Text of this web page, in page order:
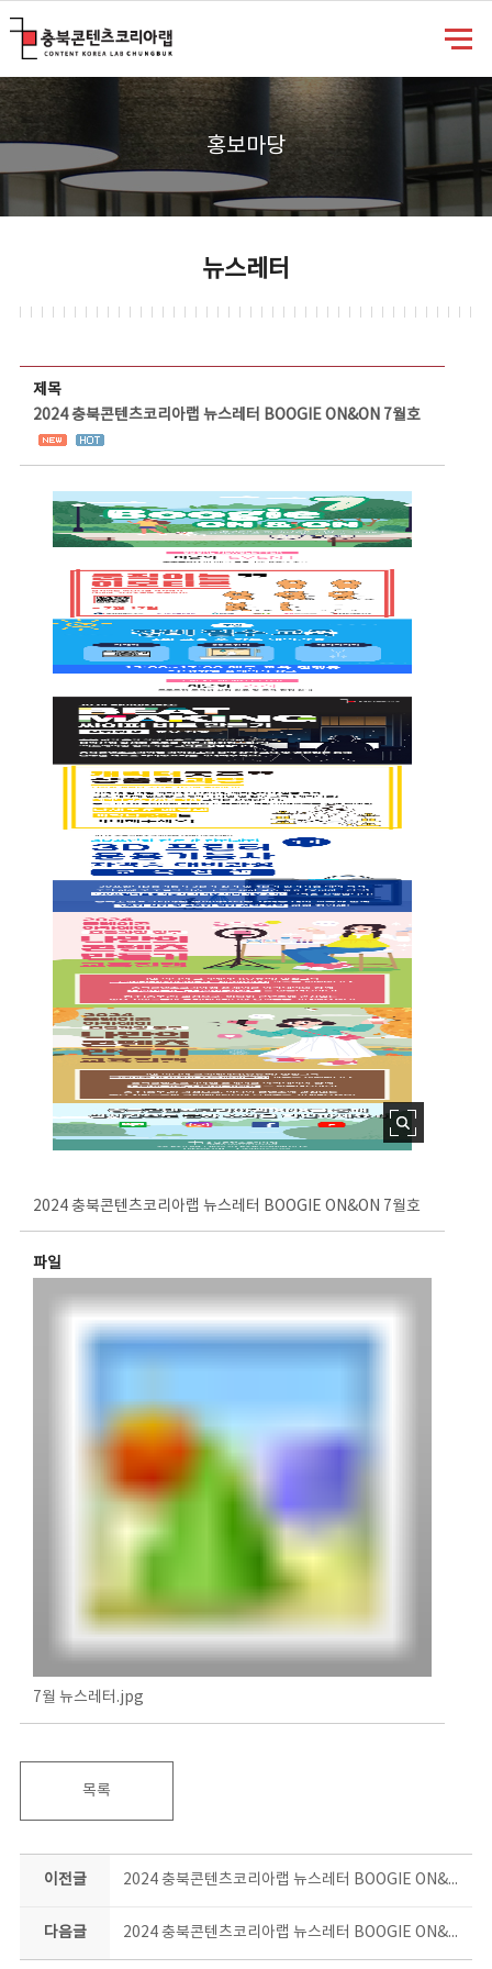
홍보마당
뉴스레터
제목
2024 충북콘텐츠코리아랩 뉴스레터 BOOGIE ON&ON 7월호
2024 충북콘텐츠코리아랩 뉴스레터 BOOGIE ON&ON 7월호
파일
7월 뉴스레터.jpg
목록
이전글 2024 충북콘텐츠코리아랩 뉴스레터 BOOGIE ON&ON 6월호
다음글 2024 충북콘텐츠코리아랩 뉴스레터 BOOGIE ON&ON 8월호